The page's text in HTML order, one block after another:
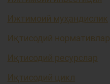
Ижтимоий муҳандислик
Иқтисодий нормативлар
Иқтисодий ресурслар
Иқтисодий цикл